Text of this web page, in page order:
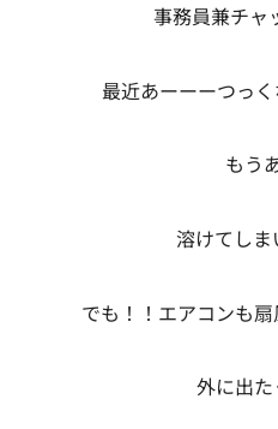
事務員兼チャ
最近あーーーつっ
もう
溶けてし
でも！！エアコンも
外に出